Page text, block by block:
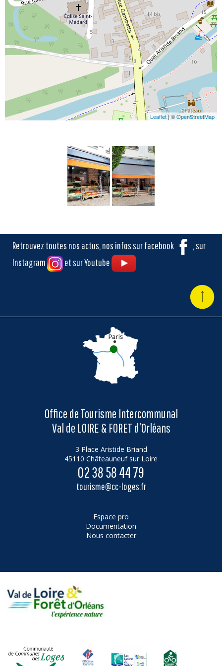
Leaflet| ©OpenStreetMap
Retrouvez toutes nos actus, nos infos sur facebook
, sur
Instagram
et sur Youtube
Office de Tourisme Intercommunal
Val de LOIRE & FORET d’Orléans
3 Place Aristide Briand
45110 Châteauneuf sur Loire
02 38 58 44 79
tourisme@cc-loges.fr
Espace pro
Documentation
Nous contacter